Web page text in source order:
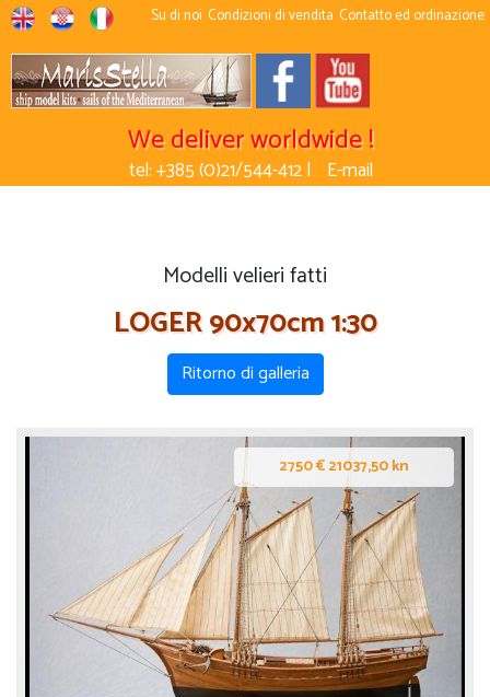
Su di noi Condizioni di vendita Contatto ed ordinazione
We deliver worldwide !
tel: +385 (0)21/544-412 | E-mail
Modelli velieri fatti
LOGER 90x70cm 1:30
Ritorno di galleria
2750 € 21037,50 kn